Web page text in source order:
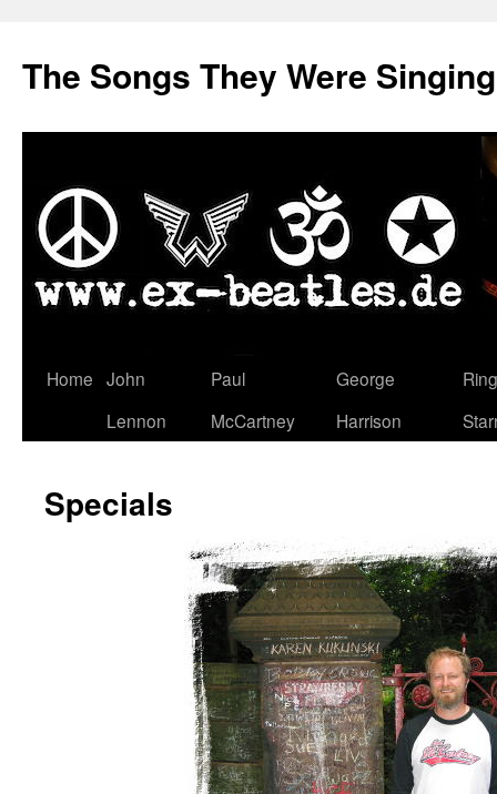
The Songs They Were
Zum
Home John
Lennon
Paul
McCartney
George
Harrison
Specials